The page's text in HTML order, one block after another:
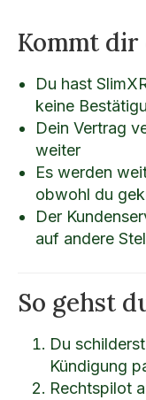
Kommt dir
Du hast
keine
Dein Vertrag
weiter
Es werden
obwohl du
Der
auf andere
So gehst
Du
Kündigung
Rechtspilot